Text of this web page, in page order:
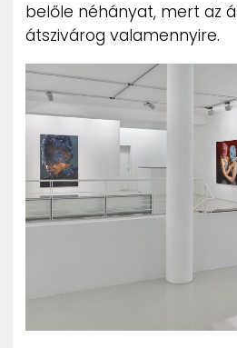
belőle néhányat, mert az
átszivárog valamennyire.